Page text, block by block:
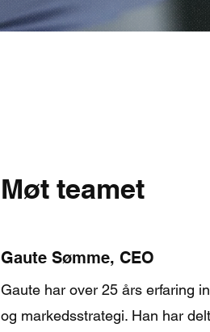
Møt teamet
Gaute Sømme, CEO
Gaute har over 25 års erfaring
og markedsstrategi. Han har